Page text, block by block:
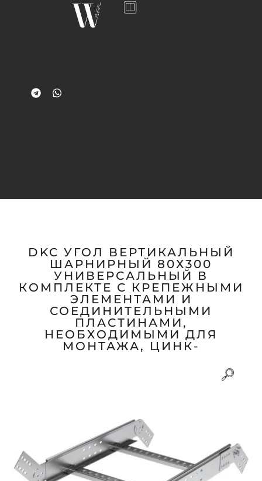
DKC УГОЛ ВЕРТИКАЛЬНЫЙ
ШАРНИРНЫЙ 80Х300
УНИВЕРСАЛЬНЫЙ В
КОМПЛЕКТЕ С КРЕПЕЖНЫМИ
ЭЛЕМЕНТАМИ И
СОЕДИНИТЕЛЬНЫМИ
ПЛАСТИНАМИ,
НЕОБХОДИМЫМИ ДЛЯ
МОНТАЖА, ЦИНК-